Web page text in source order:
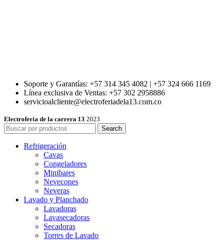
Soporte y Garantías: +57 314 345 4082 | +57 324 666 1169
Línea exclusiva de Ventas: +57 302 2958886
servicioalcliente@electroferiadela13.com.co
Electroferia de la carrera 13 2023
Search
Refrigeración
Cavas
Congeladores
Minibares
Nevecones
Neveras
Lavado y Planchado
Lavadoras
Lavasecadoras
Secadoras
Torres de Lavado